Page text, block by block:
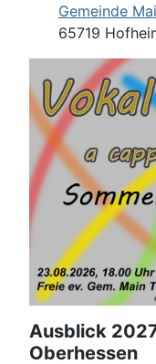
Gemeinde
65719
Ausblick
Oberhessen